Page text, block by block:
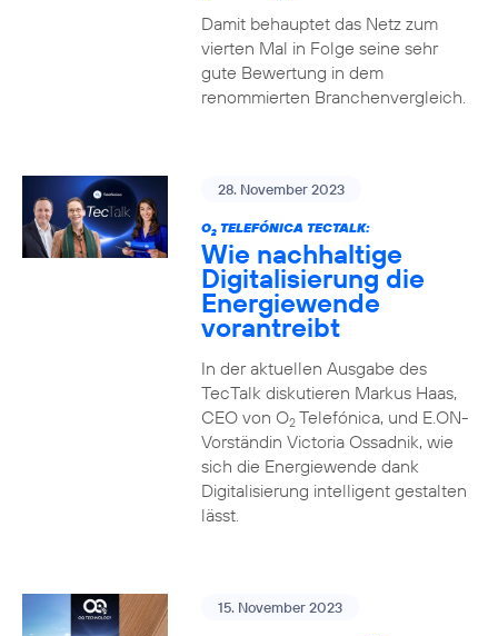
Damit behauptet das Netz zum
vierten Mal in Folge seine sehr
gute Bewertung in dem
renommierten Branchenvergleich.
28. November 2023
O2TELEFÓNICA TECTALK:
Wie nachhaltige
Digitalisierung die
Energiewende
vorantreibt
In der aktuellen Ausgabe des
TecTalk diskutieren Markus Haas,
CEO von O2Telefónica, und E.ON-
Vorständin Victoria Ossadnik, wie
sich die Energiewende dank
Digitalisierung intelligent gestalten
lässt.
15. November 2023